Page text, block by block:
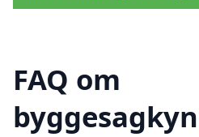
FAQ om